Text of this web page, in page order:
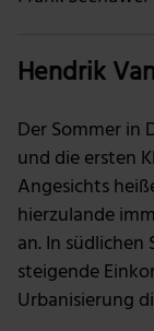
Hendrik
Der Sommer in
und die ersten
Angesichts
hierzulande
an. In
steigende
Urbanisierung